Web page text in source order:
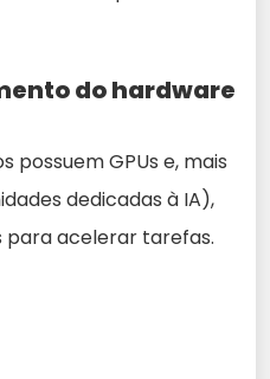
do hardware
possuem GPUs e, mais
dedicadas à IA),
para acelerar tarefas.